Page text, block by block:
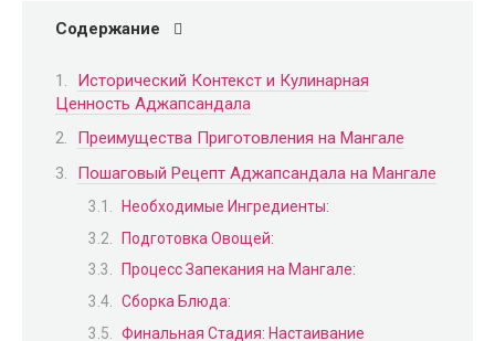
Содержание
Исторический Контекст и Кулинарная
Ценность Аджапсандала
Преимущества Приготовления на Мангале
Пошаговый Рецепт Аджапсандала на Мангале
Необходимые Ингредиенты:
Подготовка Овощей:
Процесс Запекания на Мангале:
Сборка Блюда:
Финальная Стадия: Настаивание